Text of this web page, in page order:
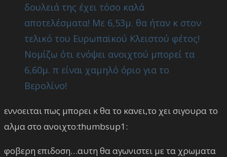
δουλειά της έχει τόσο καλά
αποτελέσματα! Με 6,53μ. θα ήταν κ στον
τελικό του Ευρωπαϊκού Κλειστού φέτος!
Νομίζω ότι ενόψει ανοιχτού μπορεί τα
6,60μ. π είναι χαμηλό όριο για το
Βερολίνο!
εννοειται πως μπορει κ θα το κανει,το χει σιγουρα το
αλμα στο ανοιχτο:thumbsup1:
φοβερη επιδοση…αυτη θα αγωνιστει με τα χρωματα